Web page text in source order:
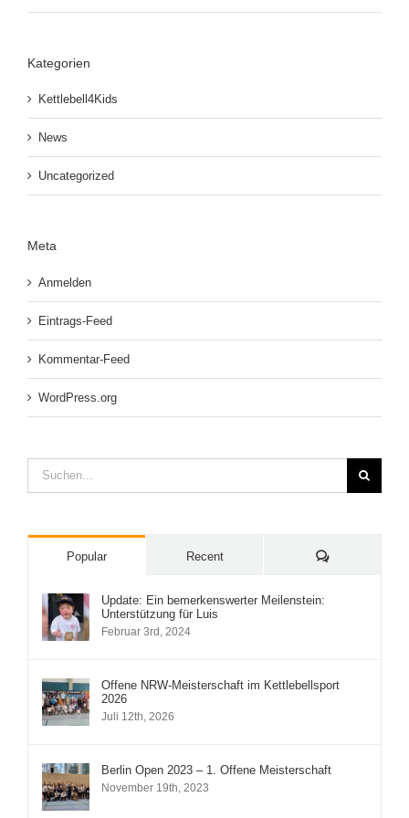
Kategorien
Kettlebell4Kids
News
Uncategorized
Meta
Anmelden
Eintrags-Feed
Kommentar-Feed
WordPress.org
Popular Recent Comments
Update: Ein bemerkenswerter Meilenstein:
Unterstützung für Luis
Februar 3rd, 2024
Offene NRW-Meisterschaft im Kettlebellsport
2026
Juli 12th, 2026
Berlin Open 2023 – 1. Offene Meisterschaft
November 19th, 2023